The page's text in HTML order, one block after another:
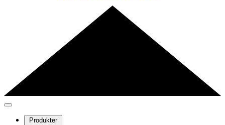
Produkter